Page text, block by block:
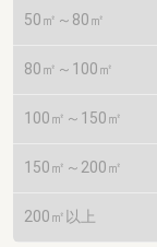
50㎡～80㎡
80㎡～100㎡
100㎡～150㎡
150㎡～200㎡
200㎡以上